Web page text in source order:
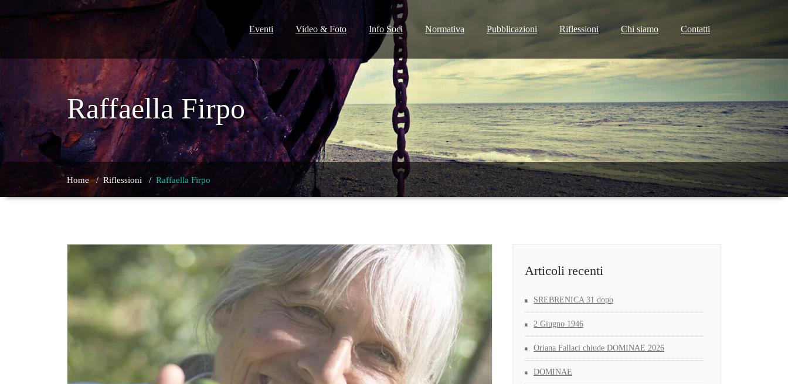
Eventi Video & Foto Info Soci Normativa Pubblicazioni Riflessioni Chi siamo Contatti
Raffaella Firpo
Home/Riflessioni / Raffaella Firpo
Articoli recenti
SREBRENICA 31 dopo
2 Giugno 1946
Oriana Fallaci chiude DOMINAE 2026
DOMINAE